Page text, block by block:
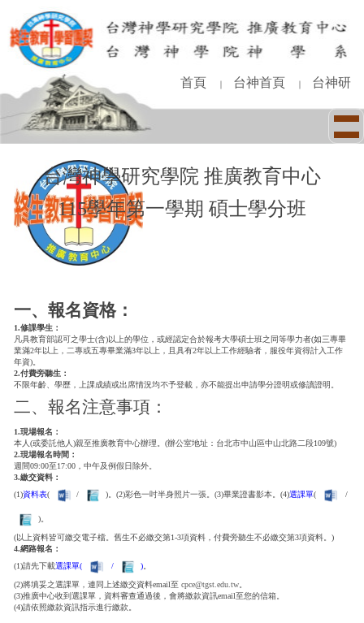
到
主
容
區
首頁 ｜ 台神首頁 ｜ 台神研
台灣神學研究學院 推廣教育中心
115學年第一學期 碩士學分班
一、報名資格：
1.修課學生：
凡具教育部認可之學士(含)以上的學位，或經認定合於報考大學碩士班之同等學力者(如三專畢
業滿2年以上，二專或五專畢業滿3年以上，且具有2年以上工作經驗者，服役年資得計入工作
年資)。
2.付費旁聽生：
不限年齡、學歷，上課成績或出席情況均不予登載，亦不能提出申請學分證明或修讀證明。
二、報名注意事項：
1.現場報名：
本人(或委託他人)親至推廣教育中心辦理。(辦公室地址：台北市中山區中山北路二段109號)
2.現場報名時間：
週間09:00至17:00，中午及例假日除外。
3.繳交資料：
(1)資料表( / )。(2)彩色一吋半身照片一張。(3)畢業證書影本。(4)選課單( /
)。
(以上資料皆可繳交電子檔。舊生不必繳交第1-3項資料，付費旁聽生不必繳交第3項資料。)
4.網路報名：
(1)請先下載選課單( / )。
(2)將填妥之選課單，連同上述繳交資料email至 cpce@tgst.edu.tw
(3)推廣中心收到選課單，資料審查通過後，會將繳款資訊email至您的信箱。
(4)請依照繳款資訊指示進行繳款。